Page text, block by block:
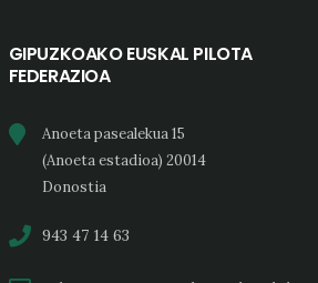
GIPUZKOAKO EUSKAL PILOTA
FEDERAZIOA
Anoeta pasealekua 15
(Anoeta estadioa) 20014
Donostia
943 47 14 63